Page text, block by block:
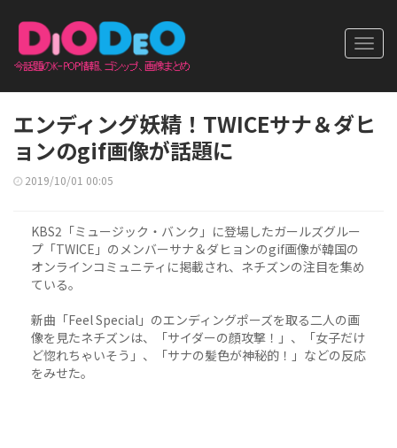
エンディング妖精！TWICEサナ＆ダヒ
ョンのgif画像が話題に
2019/10/01 00:05
KBS2「ミュージック・バンク」に登場したガールズグルー
プ「TWICE」のメンバーサナ＆ダヒョンのgif画像が韓国の
オンラインコミュニティに掲載され、ネチズンの注目を集め
ている。
新曲「Feel Special」のエンディングポーズを取る二人の画
像を見たネチズンは、「サイダーの顔攻撃！」、「女子だけ
ど惚れちゃいそう」、「サナの髪色が神秘的！」などの反応
をみせた。